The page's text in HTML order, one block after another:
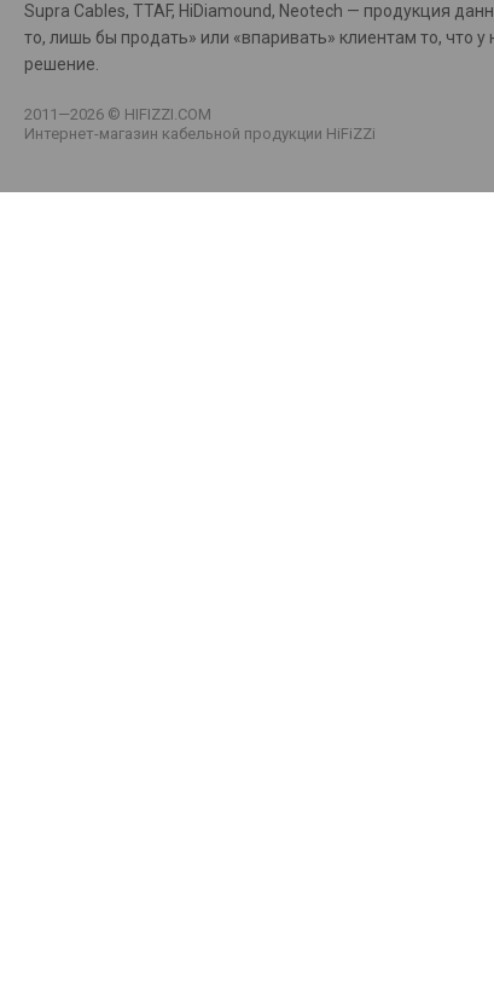
Supra Cables, TTAF, HiDiamound, Neotech — продукция
то, лишь бы продать» или «впаривать» клиентам то,
решение.
2011—2026 © HIFIZZI.COM
Интернет-магазин кабельной продукции HiFiZZi